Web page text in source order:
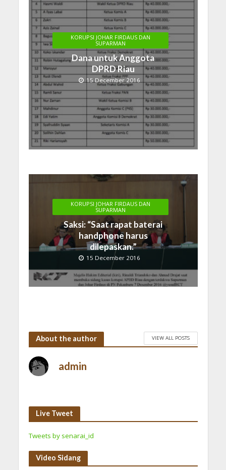
KORUPSI JOHAR FIRDAUS DAN
SUPARMAN
Dana untuk Anggota
DPRD Riau
15 December 2016
KORUPSI JOHAR FIRDAUS DAN
SUPARMAN
Saksi: “Saat rapat baterai
handphone harus
dilepaskan.”
15 December 2016
About the author VIEW ALL POSTS
admin
Live Tweet
Tweets by senarai_id
Video Sidang